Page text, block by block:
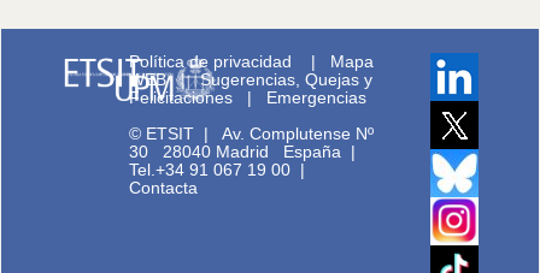
Política de privacidad | Mapa
WEB|Sugerencias, Quejas y
Felicitaciones | Emergencias
© ETSIT |Av. Complutense Nº
30 28040 Madrid España |
Tel.+34 91 067 19 00 |
Contacta